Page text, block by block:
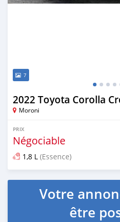
7
2022 Toyota Corolla
Moroni
PRIX
Négociable
1,8 L (Essence)
Publié il y a 8 mois
Votre
être